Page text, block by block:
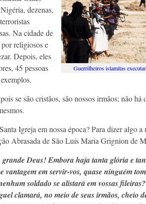
Guerrilheiros islamitas
dezenas,
Na cidade de
religiosos e
Depois, eles
45 pessoas
se são cristãos, são nossos irmãos; não há
Igreja em nossa época? Para dizer algo
Abrasada de São Luís Maria Grignion de
grande Deus! Embora haja tanta glória e
vantagem em servir-vos, quase ninguém
soldado se alistará em vossas
clamará, no meio de seus irmãos, cheio